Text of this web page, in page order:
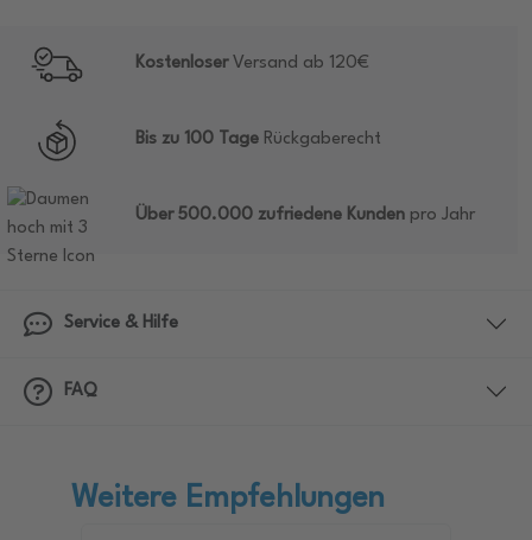
KostenloserVersand ab 120€
Bis zu 100 Tage Rückgaberecht
Über 500.000 zufriedene Kunden pro Jahr
Service & Hilfe
FAQ
Weitere Empfehlungen